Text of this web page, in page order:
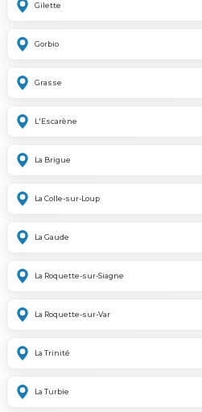
Gilette
Gorbio
Grasse
L'Escarène
La Brigue
La Colle-sur-Loup
La Gaude
La Roquette-sur-Siagne
La Roquette-sur-Var
La Trinité
La Turbie